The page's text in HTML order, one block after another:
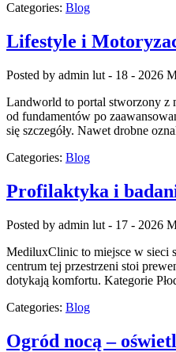
Categories: Blog
Lifestyle i
Posted by admin lut - 18 - 2026
Landworld to portal stworzony z
od fundamentów po
się szczegóły. Nawet drobne
Categories: Blog
Profilaktyka i
Posted by admin lut - 17 - 2026
MediluxClinic to miejsce w sieci
centrum tej przestrzeni stoi
dotykają komfortu. Kategorie
Categories: Blog
Ogród nocą –